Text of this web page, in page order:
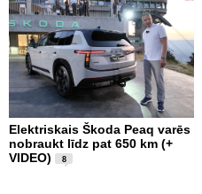
Elektriskais Škoda Peaq varēs
nobraukt līdz pat 650 km (+
VIDEO)
8